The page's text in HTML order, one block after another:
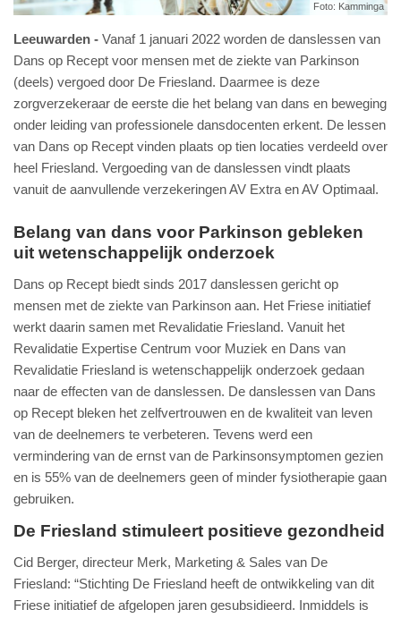
Foto: Kamminga
Leeuwarden
Vanaf 1 januari 2022 worden de danslessen van
Dans op Recept voor mensen met de ziekte van Parkinson
(deels) vergoed door De Friesland. Daarmee is deze
zorgverzekeraar de eerste die het belang van dans en beweging
onder leiding van professionele dansdocenten erkent. De lessen
van Dans op Recept vinden plaats op tien locaties verdeeld over
heel Friesland. Vergoeding van de danslessen vindt plaats
vanuit de aanvullende verzekeringen AV Extra en AV Optimaal.
Belang van dans voor Parkinson gebleken
uit wetenschappelijk onderzoek
Dans op Recept biedt sinds 2017 danslessen gericht op
mensen met de ziekte van Parkinson aan. Het Friese initiatief
werkt daarin samen met Revalidatie Friesland. Vanuit het
Revalidatie Expertise Centrum voor Muziek en Dans van
Revalidatie Friesland is wetenschappelijk onderzoek gedaan
naar de effecten van de danslessen. De danslessen van Dans
op Recept bleken het zelfvertrouwen en de kwaliteit van leven
van de deelnemers te verbeteren. Tevens werd een
vermindering van de ernst van de Parkinsonsymptomen gezien
en is 55% van de deelnemers geen of minder fysiotherapie gaan
gebruiken.
De Friesland stimuleert positieve gezondheid
Cid Berger, directeur Merk, Marketing & Sales van De
Friesland: “Stichting De Friesland heeft de ontwikkeling van dit
Friese initiatief de afgelopen jaren gesubsidieerd. Inmiddels is